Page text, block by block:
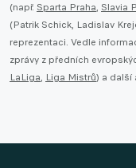
(např. Sparta Praha, Slavia
(Patrik Schick, Ladislav
reprezentaci. Vedle
zprávy z předních
LaLiga, Liga Mistrů) a další